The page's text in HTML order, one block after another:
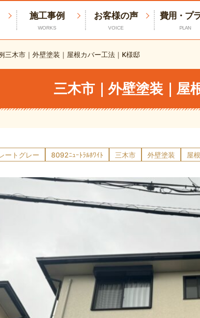
施工事例
WORKS
お客様の声
VOICE
費用・プ
PLAN
三木市｜外壁塗装｜屋根カバー工法｜K様邸
三木市｜外壁塗装｜屋
ートグレー 8092ﾆｭｰﾄﾗﾙﾎﾜｲﾄ 三木市 外壁塗装 屋